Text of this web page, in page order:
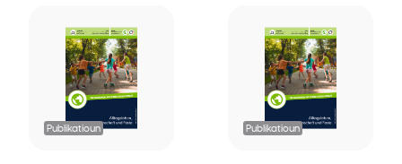
Publikatioun Publikatioun